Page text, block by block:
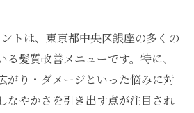
トは、東京都中央区銀座の多くの
髪質改善メニューです。特に、
がり・ダメージといった悩みに対
なやかさを引き出す点が注目され